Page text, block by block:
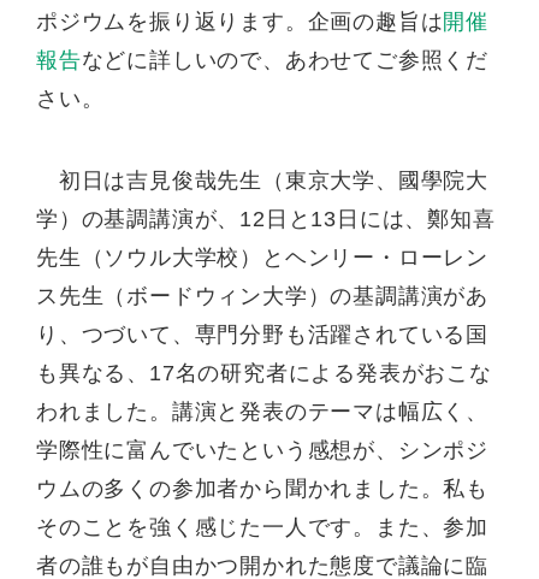
ポジウムを振り返ります。企画の趣旨は開催
報告などに詳しいので、あわせてご参照くだ
さい。
初日は吉見俊哉先生（東京大学、國學院大
学）の基調講演が、 12 日と 13 日には、鄭知喜
先生（ソウル大学校）とヘンリー・ローレン
ス先生（ボードウィン大学）の基調講演があ
り、つづいて、専門分野も活躍されている国
も異なる、 17名の研究者による発表がおこな
われました。講演と発表のテーマは幅広く、
学際性に富んでいたという感想が、シンポジ
ウムの多くの参加者から聞かれました。私も
そのことを強く感じた一人です。また、参加
者の誰もが自由かつ開かれた態度で議論に臨